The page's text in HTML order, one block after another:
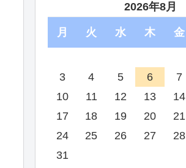
2026年8月
月 火 水 木 金
3
4 5 6 7
10
11 12 13 14
17
18 19 20 21
24
25 26 27 28
31